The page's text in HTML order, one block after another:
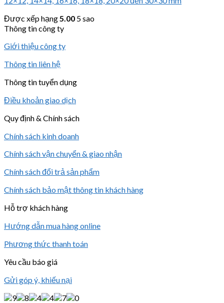
Được xếp hạng5.00 5 sao
Thông tin công ty
Giới thiệu công ty
Thông tin liên hệ
Thông tin tuyển dụng
Điều khoản giao dịch
Quy định & Chính sách
Chính sách kinh doanh
Chính sách vận chuyển & giao nhận
Chính sách đổi trả sản phẩm
Chính sách bảo mật thông tin khách hàng
Hỗ trợ khách hàng
Hướng dẫn mua hàng online
Phương thức thanh toán
Yêu cầu báo giá
Gửi góp ý, khiếu nại